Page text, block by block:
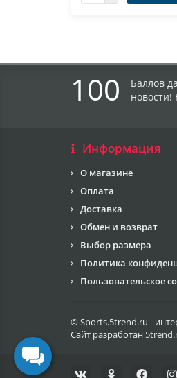
100
Баллов
новости!
Информация
О магазине
Оплата
Доставка
Обмен и возврат
Выбор размера
Политика
Пользовательское
© Sports.5trend.ru -
Сайт разработан